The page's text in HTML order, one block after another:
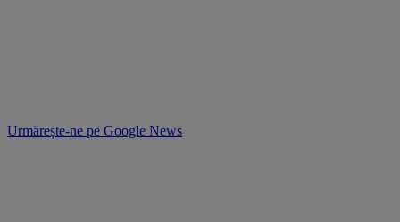
Urmărește-ne pe Google News